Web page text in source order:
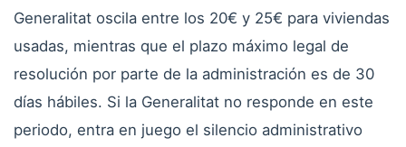
Generalitat oscila entre los 20€ y 25€ para viviendas
usadas, mientras que el plazo máximo legal de
resolución por parte de la administración es de 30
días hábiles. Si la Generalitat no responde en este
periodo, entra en juego el silencio administrativo